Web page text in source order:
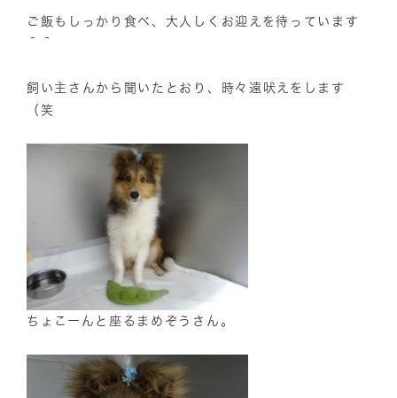
ご飯もしっかり食べ、大人しくお迎えを待っています
飼い主さんから聞いたとおり、時々遠吠えをします
（笑
ちょこーんと座るまめぞうさん。